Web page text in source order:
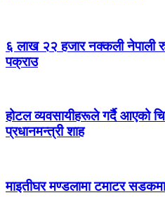
६ लाख २२ हजार नक्कली नेपाली
पक्राउ
होटल व्यवसायीहरूले गर्दै आएको
प्रधानमन्त्री शाह
माइतीघर मण्डलामा टमाटर